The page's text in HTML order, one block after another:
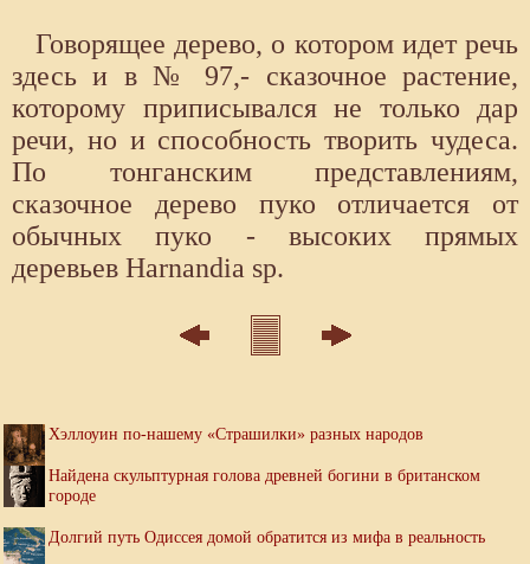
Говорящее дерево, о котором идет речь
здесь и в № 97,- сказочное растение,
которому приписывался не только дар
речи, но и способность творить чудеса.
По тонганским представлениям,
сказочное дерево пуко отличается от
обычных пуко - высоких прямых
деревьев Harnandia sp.
Хэллоуин по-нашему «Страшилки» разных народов
Найдена скульптурная голова древней богини в британском
городе
Долгий путь Одиссея домой обратится из мифа в реальность